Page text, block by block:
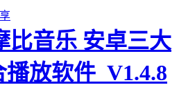
比音乐 安卓三大
放软件_V1.4.8